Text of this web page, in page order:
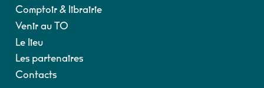
Comptoir & librairie
Venir au TO
Le lieu
Les partenaires
Contacts